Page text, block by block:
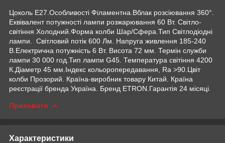
Цоколь E27.Особливості Філаментна.Вблак розсіювання 360°.
Еквівалент потужності лампи розжарювання 60 Вт. Світло-
світіння Холодний.Форма колби Шар/Сфера.Тип Світлодіодні
лампи. Світловий потік 600 Лм. Напруга живлення 185-240
В.Електрична потужність 6 Вт. Висота 72 мм. Термін служби
лампи 30 000 год.Тип лампи G45. Температура світіння 4200
К.Діаметр 45 мм.Індекс кольоропередавання, Ra >90.Цвіт
колби Прозорий. Країна-виробник товару Китай. Країна
реєстрації бренда Україна. Бренд ETRON.Гарантія 24 місяці.
Приховати
Характеристики